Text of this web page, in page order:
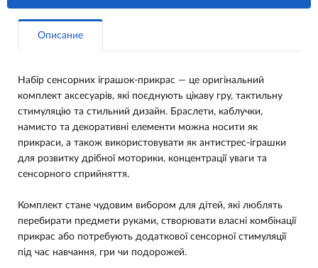
Описание
Набір сенсорних іграшок-прикрас — це оригінальний
комплект аксесуарів, які поєднують цікаву гру, тактильну
стимуляцію та стильний дизайн. Браслети, каблучки,
намисто та декоративні елементи можна носити як
прикраси, а також використовувати як антистрес-іграшки
для розвитку дрібної моторики, концентрації уваги та
сенсорного сприйняття.
Комплект стане чудовим вибором для дітей, які люблять
перебирати предмети руками, створювати власні комбінації
прикрас або потребують додаткової сенсорної стимуляції
під час навчання, гри чи подорожей.